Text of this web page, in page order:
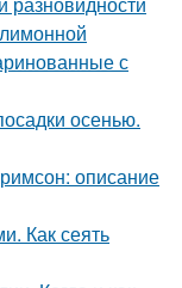
с
осенью.
описание
Как сеять